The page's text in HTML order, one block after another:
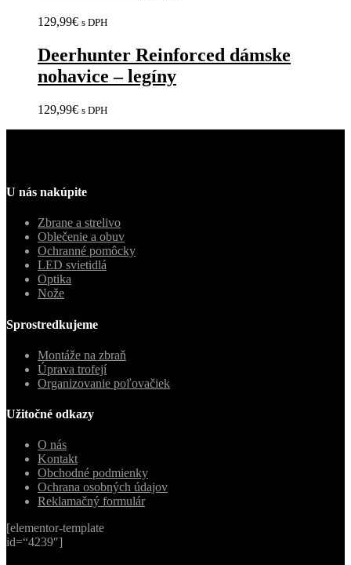
129,99€ s DPH
Deerhunter Reinforced dámske
nohavice – legíny
129,99€ s DPH
U nás nakúpite
Zbrane a strelivo
Oblečenie a obuv
Ochranné pomôcky
LED svietidlá
Optika
Nože
Sprostredkujeme
Montáže na zbraň
Úprava trofejí
Organizovanie poľovačiek
Užitočné odkazy
O nás
Kontakt
Obchodné podmienky
Ochrana osobných údajov
Reklamačný formulár
[elementor-template
id=“4239″]